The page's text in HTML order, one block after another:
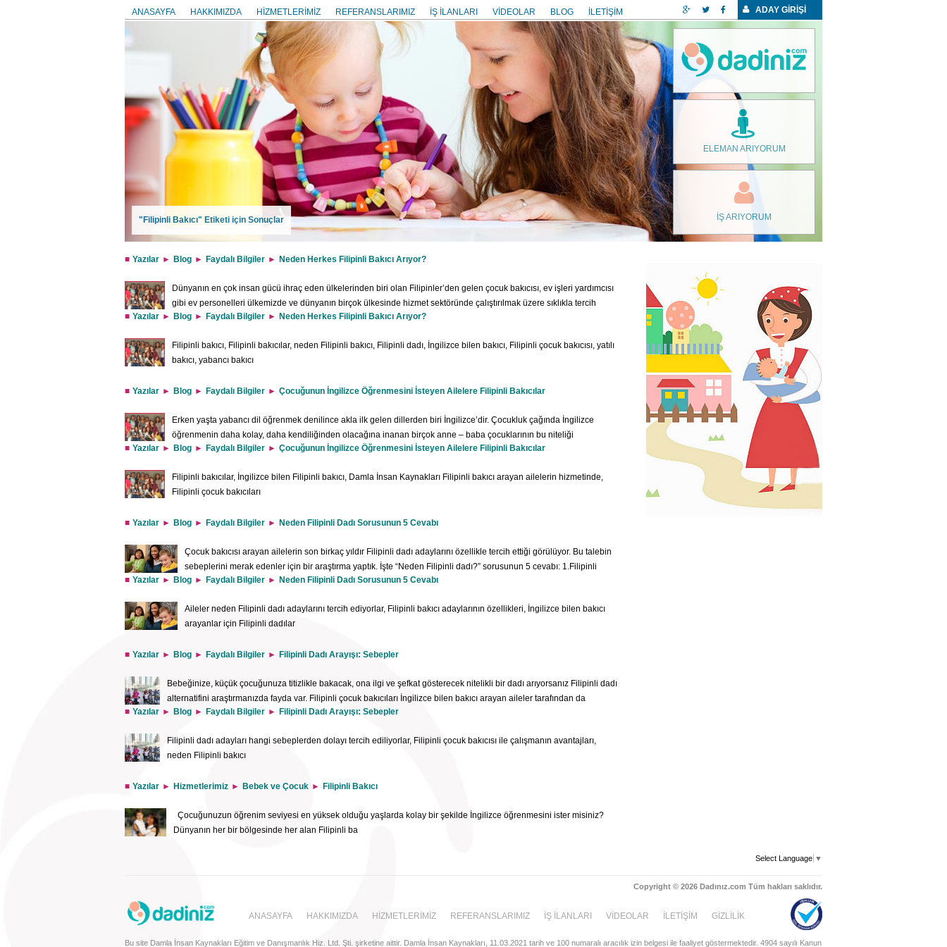
ADAY GİRİŞİ
ANASAYFA HAKKIMIZDA HİZMETLERİMİZ REFERANSLARIMIZ İŞ İLANLARI VİDEOLAR BLOG İLETİŞİM
ELEMAN ARIYORUM
İŞ ARIYORUM
"Filipinli Bakıcı" Etiketi için Sonuçlar
Yazılar Blog Faydalı Bilgiler Neden Herkes Filipinli Bakıcı Arıyor?
Dünyanın en çok insan gücü ihraç eden ülkelerinden biri olan Filipinler’den gelen çocuk bakıcısı, ev işleri yardımcısı
gibi ev personelleri ülkemizde ve dünyanın birçok ülkesinde hizmet sektöründe çalıştırılmak üzere sıklıkla tercih
ediliyor. Varlıklı ailelerin Filipinli bakıcı arayışının giderek artması akla talebin neden bu kadar yaygın olduğu
Yazılar Blog Faydalı Bilgiler Neden Herkes Filipinli Bakıcı Arıyor?
Filipinli bakıcı, Filipinli bakıcılar, neden Filipinli bakıcı, Filipinli dadı, İngilizce bilen bakıcı, Filipinli çocuk bakıcısı, yatılı
bakıcı, yabancı bakıcı
Yazılar Blog Faydalı Bilgiler Çocuğunun İngilizce Öğrenmesini İsteyen Ailelere Filipinli Bakıcılar
Erken yaşta yabancı dil öğrenmek denilince akla ilk gelen dillerden biri İngilizce’dir. Çocukluk çağında İngilizce
öğrenmenin daha kolay, daha kendiliğinden olacağına inanan birçok anne – baba çocuklarının bu niteliği
kazanmasını isterler. “Filipinli bakıcılar neden çok tercih ediliyor?” sorusunun başta gelen cevaplarından biri de
zamanlarını iyi dengelemek, yatılı bakıcı olarak çalı
Yazılar Blog Faydalı Bilgiler Çocuğunun İngilizce Öğrenmesini İsteyen Ailelere Filipinli Bakıcılar
Filipinli bakıcılar, İngilizce bilen Filipinli bakıcı, Damla İnsan Kaynakları Filipinli bakıcı arayan ailelerin hizmetinde,
Filipinli çocuk bakıcıları
Yazılar Blog Faydalı Bilgiler Neden Filipinli Dadı Sorusunun 5 Cevabı
Çocuk bakıcısı arayan ailelerin son birkaç yıldır Filipinli dadı adaylarını özellikle tercih ettiği görülüyor. Bu talebin
sebeplerini merak edenler için bir araştırma yaptık. İşte “Neden Filipinli dadı?” sorusunun 5 cevabı: 1.Filipinli
dadılar iyi derecede İngilizce biliyorlar Bir veya birkaç yabancı dil bilmenin insanın ufkunu ve çevresini
Peki, insanların çocukluk
Yazılar Blog Faydalı Bilgiler Neden Filipinli Dadı Sorusunun 5 Cevabı
Aileler neden Filipinli dadı adaylarını tercih ediyorlar, Filipinli bakıcı adaylarının özellikleri, İngilizce bilen bakıcı
arayanlar için Filipinli dadılar
Yazılar Blog Faydalı Bilgiler Filipinli Dadı Arayışı: Sebepler
Bebeğinize, küçük çocuğunuza titizlikle bakacak, ona ilgi ve şefkat gösterecek nitelikli bir dadı arıyorsanız Filipinli dadı
alternatifini araştırmanızda fayda var. Filipinli çocuk bakıcıları İngilizce bilen bakıcı arayan aileler tarafından da
özellikle tercih ediliyor. İnternette bu konuda bir araştırma yaparsanız pek çok ailenin Filipinli elemanların
bakımı gibi hizmetler için bu adalar ülkesinin insanlarını tercih
Yazılar Blog Faydalı Bilgiler Filipinli Dadı Arayışı: Sebepler
Filipinli dadı adayları hangi sebeplerden dolayı tercih ediliyorlar, Filipinli çocuk bakıcısı ile çalışmanın avantajları,
neden Filipinli bakıcı
Yazılar Hizmetlerimiz Bebek ve Çocuk Filipinli Bakıcı
Çocuğunuzun öğrenim seviyesi en yüksek olduğu yaşlarda kolay bir şekilde İngilizce öğrenmesini ister misiniz?
Dünyanın her bir bölgesinde her alan Filipinli ba
Select Language ▼
ANASAYFA HAKKIMIZDA HİZMETLERİMİZ REFERANSLARIMIZ İŞ İLANLARI VİDEOLAR İLETİŞİM GİZLİLİK
Copyright © 2026 Dadınız.com Tüm hakları saklıdır.
Bu site Damla İnsan Kaynakları Eğitim ve Danışmanlık Hiz. Ltd. Şti. şirketine aittir. Damla İnsan Kaynakları, 11.03.2021 tarih ve 100 numaralı aracılık izin belgesi ile faaliyet göstermektedir. 4904 sayılı Kanun